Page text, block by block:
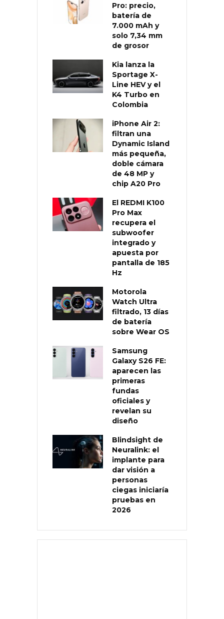
Pro: precio,
batería de
7.000 mAh y
solo 7,34 mm
de grosor
Kia lanza la
Sportage X-
Line HEV y el
K4 Turbo en
Colombia
iPhone Air 2:
filtran una
Dynamic Island
más pequeña,
doble cámara
de 48 MP y
chip A20 Pro
El REDMI K100
Pro Max
recupera el
subwoofer
integrado y
apuesta por
pantalla de 185
Hz
Motorola
Watch Ultra
filtrado, 13 días
de batería
sobre Wear OS
Samsung
Galaxy S26 FE:
aparecen las
primeras
fundas
oficiales y
revelan su
diseño
Blindsight de
Neuralink: el
implante para
dar visión a
personas
ciegas iniciaría
pruebas en
2026